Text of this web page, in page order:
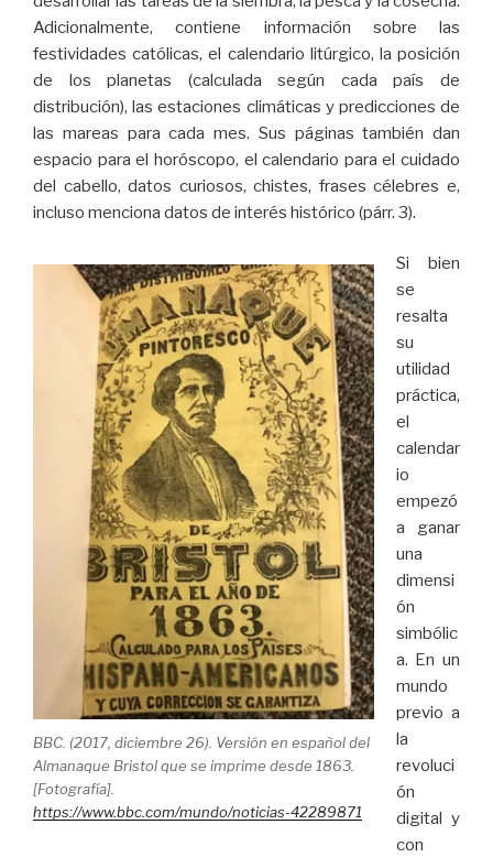
Adicionalmente, contiene información sobre las
festividades católicas, el calendario litúrgico, la posición
de los planetas (calculada según cada país de
distribución), las estaciones climáticas y predicciones de
las mareas para cada mes. Sus páginas también dan
espacio para el horóscopo, el calendario para el cuidado
del cabello, datos curiosos, chistes, frases célebres e,
incluso menciona datos de interés histórico (párr. 3).
BBC. (2017, diciembre 26). Versión en español del
Almanaque Bristol que se imprime desde 1863.
[Fotografía].
https://www.bbc.com/mundo/noticias-42289871
Si bien
se
resalta
su
utilidad
práctica,
el
calendar
io
empezó
a ganar
una
dimensi
ón
simbólic
a. En un
mundo
previo a
la
revoluci
ón
digital y
con